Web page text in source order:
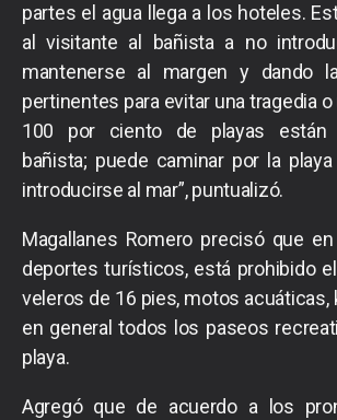
partes el agua llega a los hoteles.
al visitante al bañista a no
mantenerse al margen y dando
pertinentes para evitar una tragedia o
100 por ciento de playas están
bañista; puede caminar por la
introducirse al mar”, puntualizó.
Magallanes Romero precisó que
deportes turísticos, está prohibido
veleros de 16 pies, motos acuáticas,
en general todos los paseos
playa.
Agregó que de acuerdo a los